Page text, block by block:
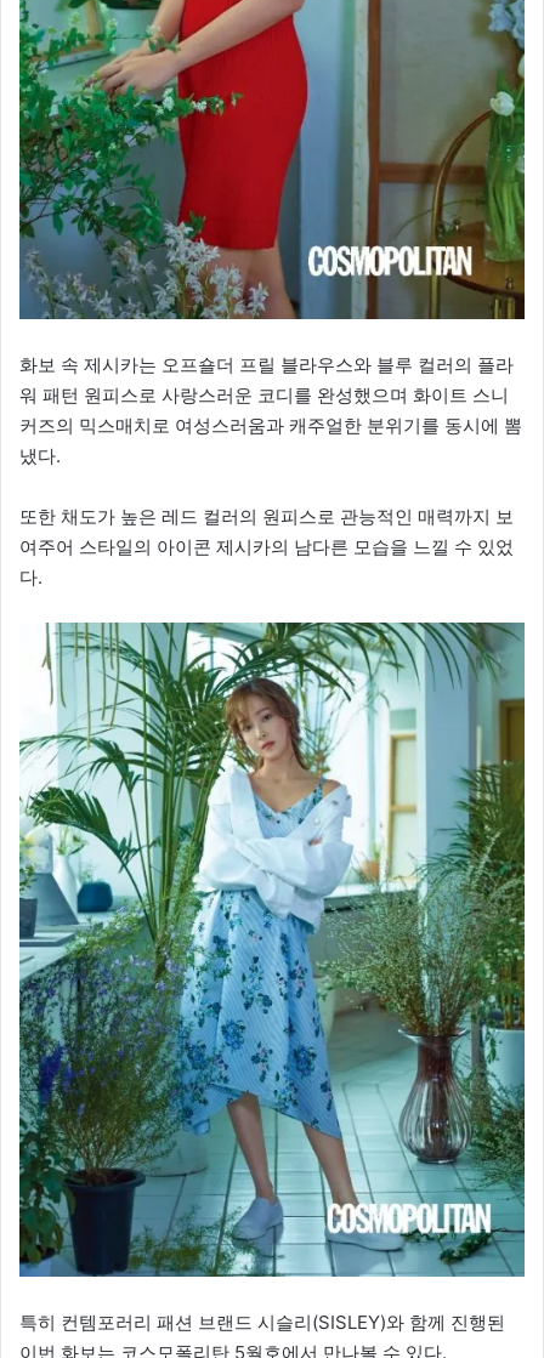
화보 속 제시카는 오프숄더 프릴 블라우스와 블루 컬러의 플라
워 패턴 원피스로 사랑스러운 코디를 완성했으며 화이트 스니
커즈의 믹스매치로 여성스러움과 캐주얼한 분위기를 동시에 뽐
냈다.
​또한 채도가 높은 레드 컬러의 원피스로 관능적인 매력까지 보
여주어 스타일의 아이콘 제시카의 남다른 모습을 느낄 수 있었
다.
특히 컨템포러리 패션 브랜드 시슬리(SISLEY)와 함께 진행된
이번 화보는 코스모폴리탄 5월호에서 만나볼 수 있다.